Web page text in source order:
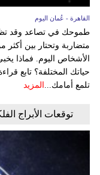
القاهرة - عُمان اليوم
طموحك في تصاعد وقد
متضاربة وتحتار بين
الأشخاص اليوم. فماذا
حياتك المختلفة؟ تابع
تلمع أمامك... المزيد
توقعات الأبراج الفلكية اليوم